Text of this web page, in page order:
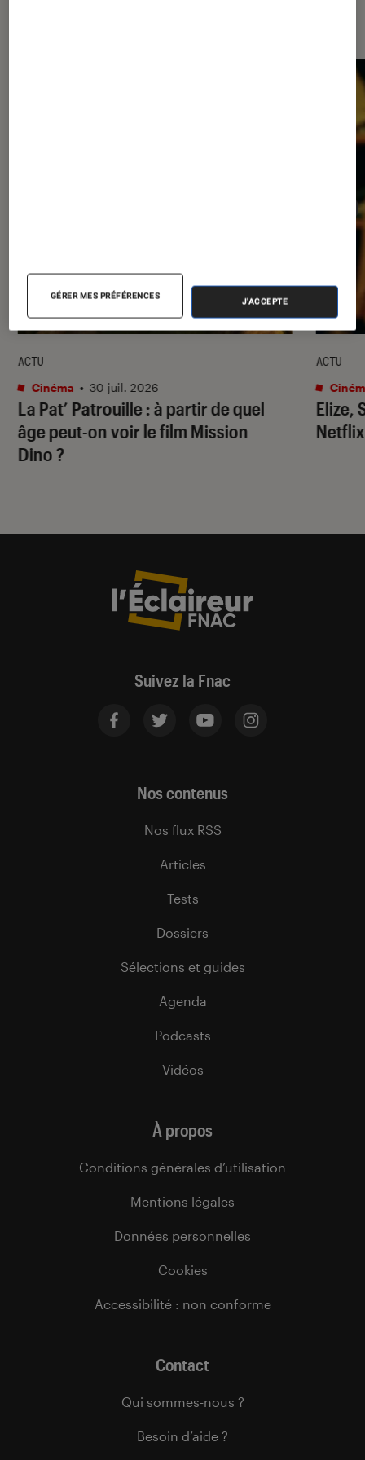
La Pat’ Patrouille: à partir de quel
âge peut-on voir le film Mission
Dino?
ACTU
Cinéma • 30 juil. 2026
Elize,
ACTU
Suivez la Fnac
Nos contenus
Nos flux RSS
Articles
Tests
Dossiers
Sélections et guides
Agenda
Podcasts
Vidéos
À propos
Conditions générales d’utilisation
Mentions légales
Données personnelles
Cookies
Accessibilité : non conforme
Contact
Qui sommes-nous ?
Besoin d’aide ?
GÉRER MES PRÉFÉRENCES
J'ACCEPTE